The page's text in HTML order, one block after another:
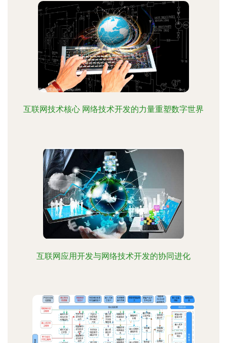
互联网技术核心 网络技术开发的力量重塑数字世界
互联网应用开发与网络技术开发的协同进化